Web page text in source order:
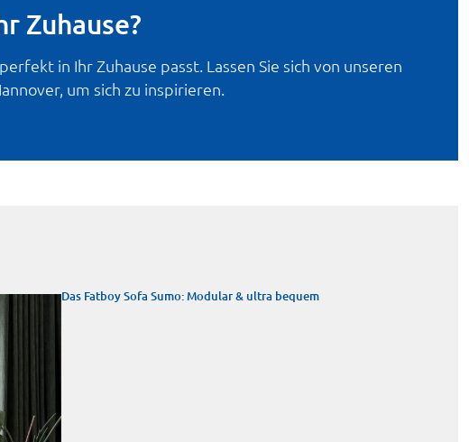
Zuhause?
in Ihr Zuhause passt. Lassen Sie sich von unseren
um sich zu inspirieren.
Das Fatboy Sofa Sumo: Modular & ultra bequem